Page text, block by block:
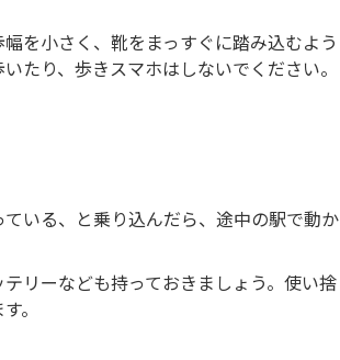
を小さく、靴をまっすぐに踏み込むよう
たり、歩きスマホはしないでください。
いる、と乗り込んだら、途中の駅で動か
リーなども持っておきましょう。使い捨
。